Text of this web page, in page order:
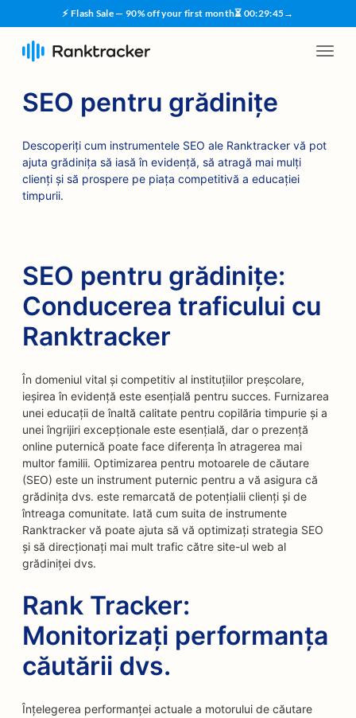
⚡ Flash Sale — 90% off your first month⏳ 00:29:45→
SEO pentru grădinițe
Descoperiți cum instrumentele SEO ale Ranktracker vă pot
ajuta grădinița să iasă în evidență, să atragă mai mulți
clienți și să prospere pe piața competitivă a educației
timpurii.
SEO pentru grădinițe:
Conducerea traficului cu
Ranktracker
În domeniul vital și competitiv al instituțiilor preșcolare,
ieșirea în evidență este esențială pentru succes. Furnizarea
unei educații de înaltă calitate pentru copilăria timpurie și a
unei îngrijiri excepționale este esențială, dar o prezență
online puternică poate face diferența în atragerea mai
multor familii. Optimizarea pentru motoarele de căutare
(SEO) este un instrument puternic pentru a vă asigura că
grădinița dvs. este remarcată de potențialii clienți și de
întreaga comunitate. Iată cum suita de instrumente
Ranktracker vă poate ajuta să vă optimizați strategia SEO
și să direcționați mai mult trafic către site-ul web al
grădiniței dvs.
Rank Tracker:
Monitorizați performanța
căutării dvs.
Înțelegerea performanței actuale a motorului de căutare